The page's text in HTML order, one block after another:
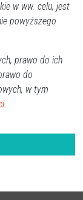
w ww. celu, jest
powyższego
prawo do ich
do
w tym